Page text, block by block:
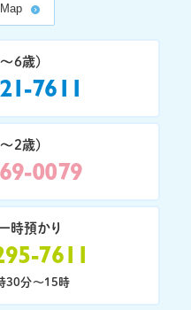
6歳)
7611
2歳)
0079
時預かり
7611
30分〜15時